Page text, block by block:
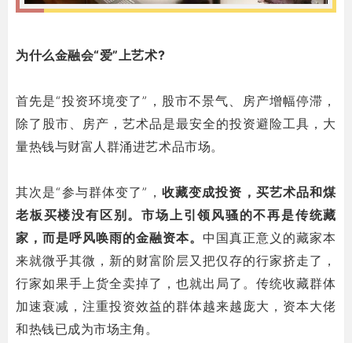
_
为什么金融会“爱”上艺术?
首先是“投资环境变了”，股市不景气、房产增幅停滞，
除了股市、房产，艺术品是最安全的投资避险工具，大
量热钱与财富人群涌进艺术品市场。
其次是“参与群体变了”， 收藏变成投资，买艺术品和煤
老板买楼没有区别。市场上引领风骚的不再是传统藏
家，而是呼风唤雨的金融资本。 中国真正意义的藏家本
来就微乎其微，新的财富阶层又把仅存的行家挤走了，
行家如果手上货全卖掉了，也就出局了。传统收藏群体
加速衰减，注重投资效益的群体越来越庞大，资本大佬
和热钱已成为市场主角。